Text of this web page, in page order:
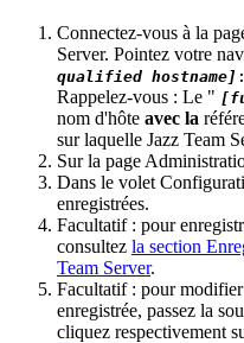
Connectez-vous à la
Server. Pointez votre
qualified hostname]
Rappelez-vous : Le "
nom d'hôte avec la
sur laquelle Jazz Team
Sur la page
Dans le volet
enregistrées.
Facultatif : pour
consultez la section
Team Server.
Facultatif : pour
enregistrée, passez la
cliquez respectivement